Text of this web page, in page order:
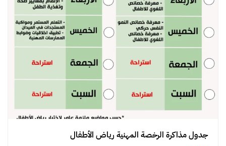
جدول مذاكرة الرخصة المهنية رياض الأطفال